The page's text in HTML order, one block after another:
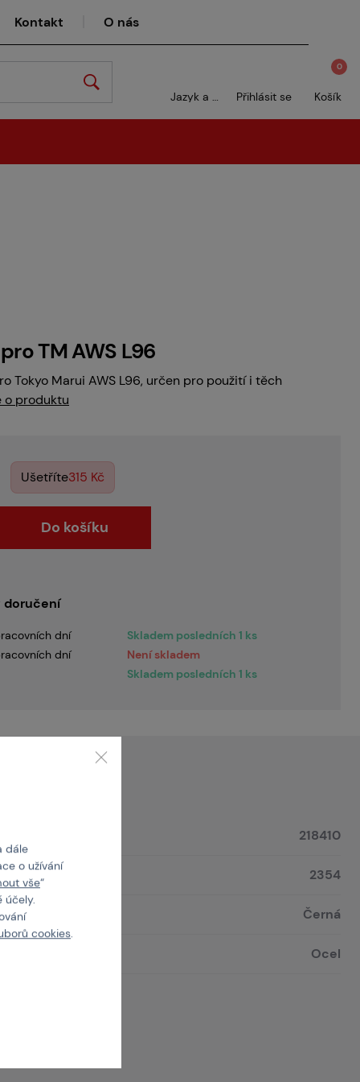
Kontakt O nás
Jazyk a měna Přihlásit se
0
Košík
TM AWS L96
Tokyo Marui AWS L96, určen pro použití i těch
o produktu
Ušetříte315 Kč
Do košíku
doručení
dní
Skladem posledních 1 ks
dní
Není skladem
Skladem posledních 1 ks
218410
2354
Černá
Ocel
dále
o užívání
vše“
účely.
cookies.